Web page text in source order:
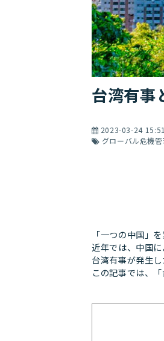
台湾有事
2023-03-24 15:51
グローバル危機管
「一つの中国」
近年では、中国
台湾有事が発生
この記事では、